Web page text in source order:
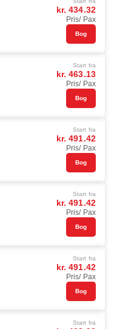
kr. 434.32
Pris/ Pax
Bog
Start fra
kr. 463.13
Pris/ Pax
Bog
Start fra
kr. 491.42
Pris/ Pax
Bog
Start fra
kr. 491.42
Pris/ Pax
Bog
Start fra
kr. 491.42
Pris/ Pax
Bog
Start fra